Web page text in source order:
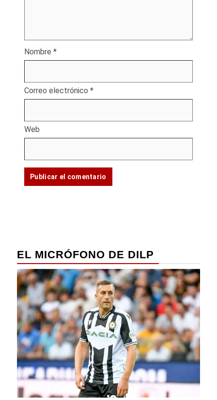
Nombre *
Correo electrónico *
Web
EL MICRÓFONO DE DILP